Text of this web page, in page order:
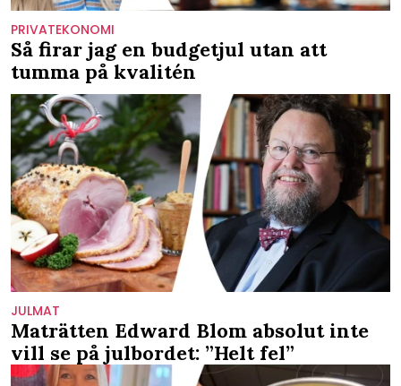
PRIVATEKONOMI
Så firar jag en budgetjul utan att
tumma på kvalitén
JULMAT
Maträtten Edward Blom absolut inte
vill se på julbordet: ”Helt fel”